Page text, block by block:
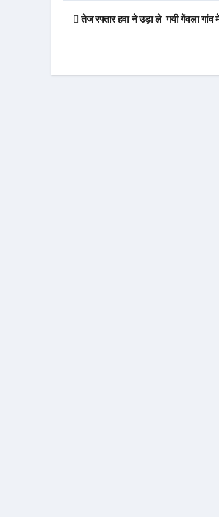
Post
तेज रफ्तार हवा ने उड़ा ले गयी गेंवला